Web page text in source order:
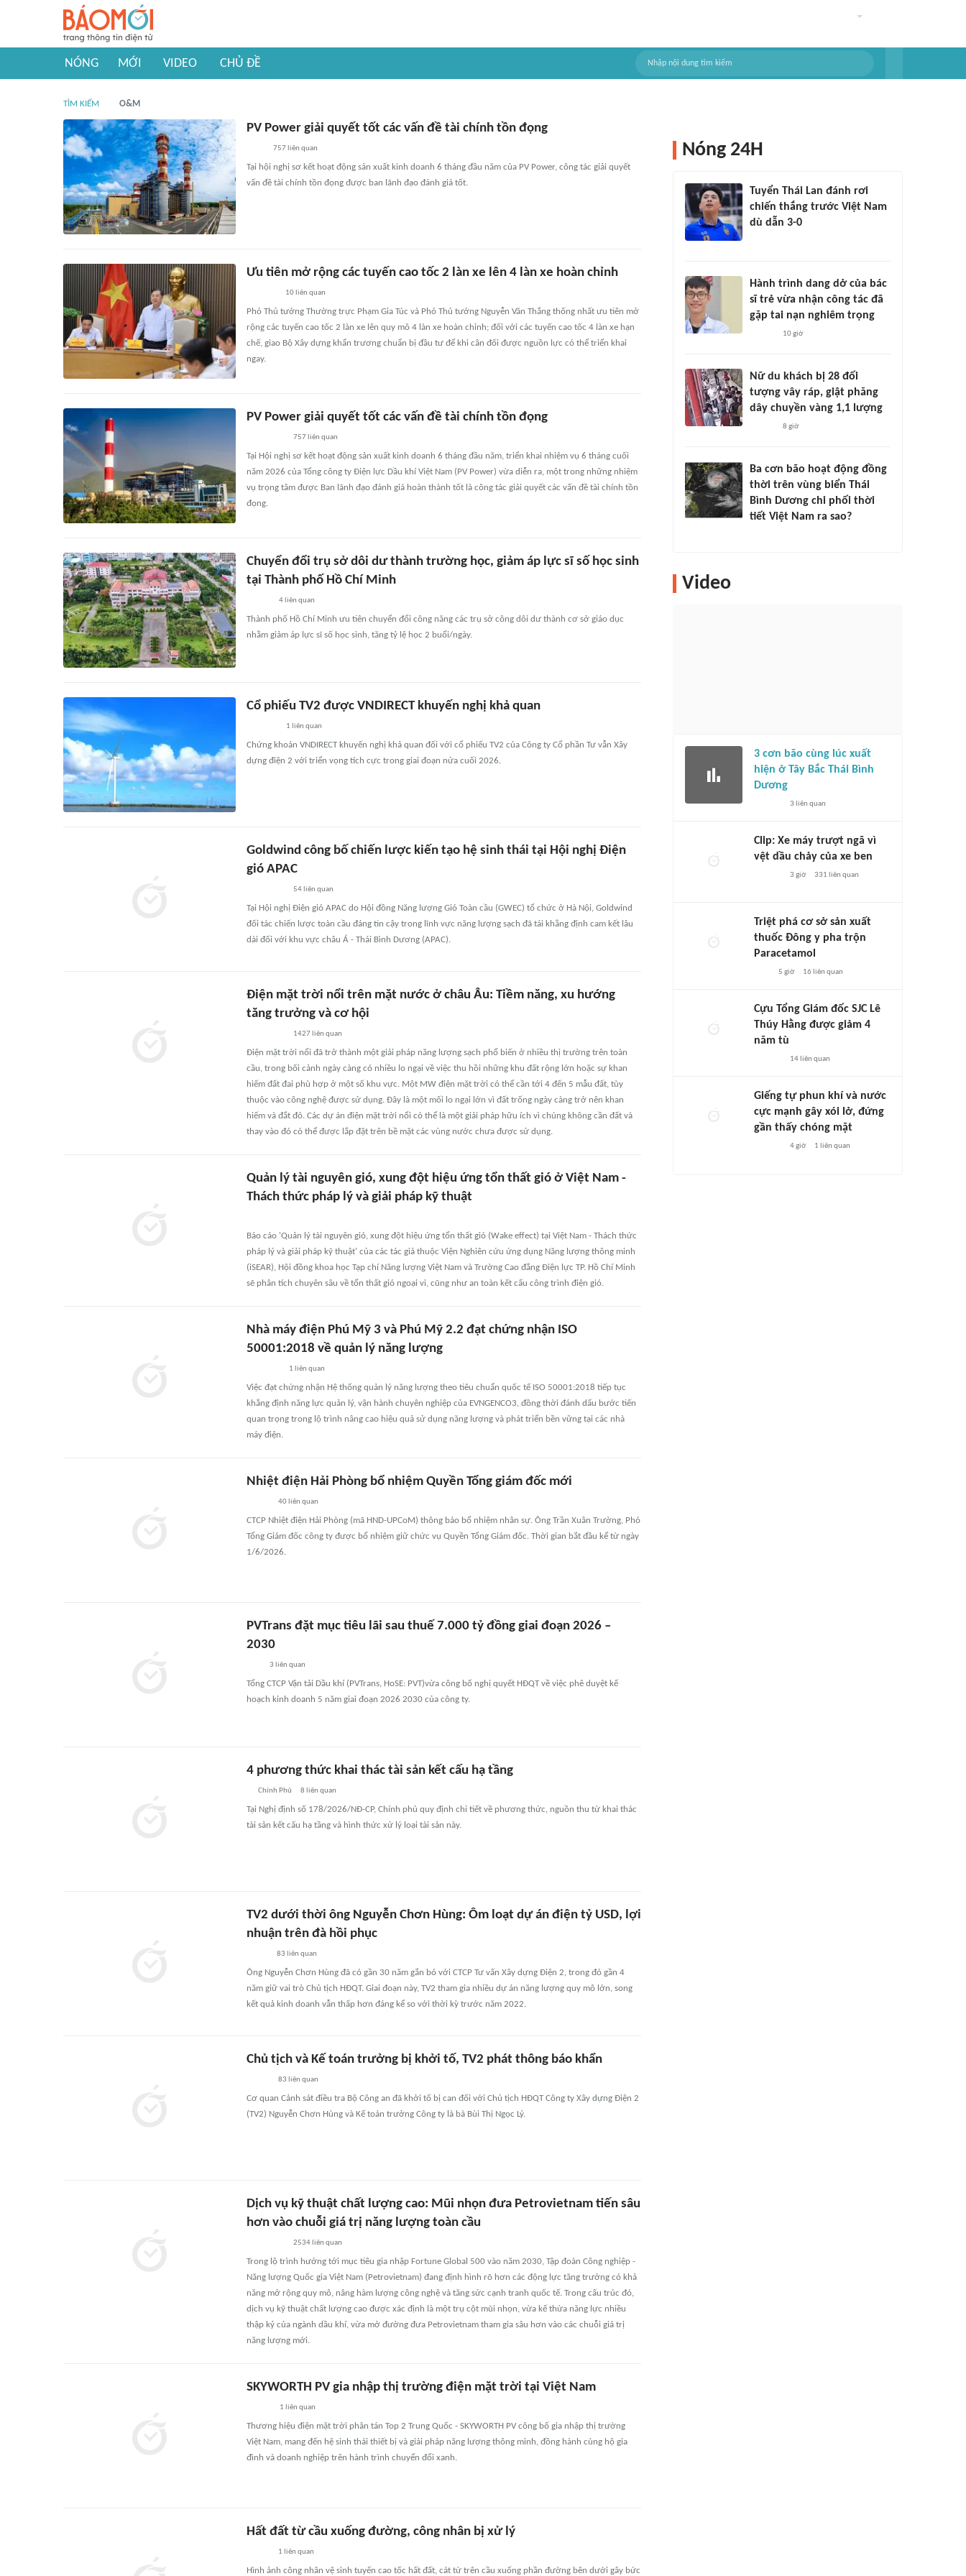
NÓNG MỚI VIDEO CHỦ ĐỀ
TÌM KIẾM O&M
PV Power giải quyết tốt các vấn đề tài chính tồn đọng
757liên quan
Tại hội nghị sơ kết hoạt động sản xuất kinh doanh 6 tháng đầu năm của PV Power, công tác giải quyết
vấn đề tài chính tồn đọng được ban lãnh đạo đánh giá tốt.
Ưu tiên mở rộng các tuyến cao tốc 2 làn xe lên 4 làn xe hoàn chỉnh
10 liên quan
Phó Thủ tướng Thường trực Phạm Gia Túc và Phó Thủ tướng Nguyễn Văn Thắng thống nhất ưu tiên mở
rộng các tuyến cao tốc 2 làn xe lên quy mô 4 làn xe hoàn chỉnh; đối với các tuyến cao tốc 4 làn xe hạn
chế, giao Bộ Xây dựng khẩn trương chuẩn bị đầu tư để khi cân đối được nguồn lực có thể triển khai
ngay.
PV Power giải quyết tốt các vấn đề tài chính tồn đọng
757liên quan
Tại Hội nghị sơ kết hoạt động sản xuất kinh doanh 6 tháng đầu năm, triển khai nhiệm vụ 6 tháng cuối
năm 2026 của Tổng công ty Điện lực Dầu khí Việt Nam (PV Power) vừa diễn ra, một trong những nhiệm
vụ trọng tâm được Ban lãnh đạo đánh giá hoàn thành tốt là công tác giải quyết các vấn đề tài chính tồn
đọng.
Chuyển đổi trụ sở dôi dư thành trường học, giảm áp lực sĩ số học sinh
tại Thành phố Hồ Chí Minh
4liên quan
Thành phố Hồ Chí Minh ưu tiên chuyển đổi công năng các trụ sở công dôi dư thành cơ sở giáo dục
nhằm giảm áp lực sĩ số học sinh, tăng tỷ lệ học 2 buổi/ngày.
Cổ phiếu TV2 được VNDIRECT khuyến nghị khả quan
1 liên quan
Chứng khoán VNDIRECT khuyến nghị khả quan đối với cổ phiếu TV2 của Công ty Cổ phần Tư vẫn Xây
dựng điện 2 với triển vọng tích cực trong giai đoạn nửa cuối 2026.
Goldwind công bố chiến lược kiến tạo hệ sinh thái tại Hội nghị Điện
gió APAC
54liên quan
Tại Hội nghị Điện gió APAC do Hội đồng Năng lượng Gió Toàn cầu (GWEC) tổ chức ở Hà Nội, Goldwind
đối tác chiến lược toàn cầu đáng tin cậy trong lĩnh vực năng lượng sạch đã tái khẳng định cam kết lâu
dài đối với khu vực châu Á - Thái Bình Dương (APAC).
Điện mặt trời nổi trên mặt nước ở châu Âu: Tiềm năng, xu hướng
tăng trưởng và cơ hội
1427liên quan
Điện mặt trời nổi đã trở thành một giải pháp năng lượng sạch phổ biến ở nhiều thị trường trên toàn
cầu, trong bối cảnh ngày càng có nhiều lo ngại về việc thu hồi những khu đất rộng lớn hoặc sự khan
hiếm đất đai phù hợp ở một số khu vực. Một MW điện mặt trời có thể cần tới 4 đến 5 mẫu đất, tùy
thuộc vào công nghệ được sử dụng. Đây là một mối lo ngại lớn vì đất trống ngày càng trở nên khan
hiếm và đắt đỏ. Các dự án điện mặt trời nổi có thể là một giải pháp hữu ích vì chúng không cần đất và
thay vào đó có thể được lắp đặt trên bề mặt các vùng nước chưa được sử dụng.
Quản lý tài nguyên gió, xung đột hiệu ứng tổn thất gió ở Việt Nam -
Thách thức pháp lý và giải pháp kỹ thuật
Báo cáo 'Quản lý tài nguyên gió, xung đột hiệu ứng tổn thất gió (Wake effect) tại Việt Nam - Thách thức
pháp lý và giải pháp kỹ thuật' của các tác giả thuộc Viện Nghiên cứu ứng dụng Năng lượng thông minh
(iSEAR), Hội đồng khoa học Tạp chí Năng lượng Việt Nam và Trường Cao đẳng Điện lực TP. Hồ Chí Minh
sẽ phân tích chuyên sâu về tổn thất gió ngoại vi, cũng như an toàn kết cấu công trình điện gió.
Nhà máy điện Phú Mỹ 3 và Phú Mỹ 2.2 đạt chứng nhận ISO
50001:2018 về quản lý năng lượng
1 liên quan
Việc đạt chứng nhận Hệ thống quản lý năng lượng theo tiêu chuẩn quốc tế ISO 50001:2018 tiếp tục
khẳng định năng lực quản lý, vận hành chuyên nghiệp của EVNGENCO3, đồng thời đánh dấu bước tiến
quan trọng trong lộ trình nâng cao hiệu quả sử dụng năng lượng và phát triển bền vững tại các nhà
máy điện.
Nhiệt điện Hải Phòng bổ nhiệm Quyền Tổng giám đốc mới
40 liên quan
CTCP Nhiệt điện Hải Phòng (mã HND-UPCoM) thông báo bổ nhiệm nhân sự. Ông Trần Xuân Trường, Phó
Tổng Giám đốc công ty được bổ nhiệm giữ chức vụ Quyền Tổng Giám đốc. Thời gian bắt đầu kể từ ngày
1/6/2026.
PVTrans đặt mục tiêu lãi sau thuế 7.000 tỷ đồng giai đoạn 2026 –
2030
3 liên quan
Tổng CTCP Vận tải Dầu khí (PVTrans, HoSE: PVT)vừa công bố nghị quyết HĐQT về việc phê duyệt kế
hoạch kinh doanh 5 năm giai đoạn 2026 2030 của công ty.
4 phương thức khai thác tài sản kết cấu hạ tầng
Chính Phủ 8 liên quan
Tại Nghị định số 178/2026/NĐ-CP, Chính phủ quy định chi tiết về phương thức, nguồn thu từ khai thác
tài sản kết cấu hạ tầng và hình thức xử lý loại tài sản này.
TV2 dưới thời ông Nguyễn Chơn Hùng: Ôm loạt dự án điện tỷ USD, lợi
nhuận trên đà hồi phục
83 liên quan
Ông Nguyễn Chơn Hùng đã có gần 30 năm gắn bó với CTCP Tư vấn Xây dựng Điện 2, trong đó gần 4
năm giữ vai trò Chủ tịch HĐQT. Giai đoạn này, TV2 tham gia nhiều dự án năng lượng quy mô lớn, song
kết quả kinh doanh vẫn thấp hơn đáng kể so với thời kỳ trước năm 2022.
Chủ tịch và Kế toán trưởng bị khởi tố, TV2 phát thông báo khẩn
83 liên quan
Cơ quan Cảnh sát điều tra Bộ Công an đã khởi tố bị can đối với Chủ tịch HĐQT Công ty Xây dựng Điện 2
(TV2) Nguyễn Chơn Hùng và Kế toán trưởng Công ty là bà Bùi Thị Ngọc Lý.
Dịch vụ kỹ thuật chất lượng cao: Mũi nhọn đưa Petrovietnam tiến sâu
hơn vào chuỗi giá trị năng lượng toàn cầu
2534liên quan
Trong lộ trình hướng tới mục tiêu gia nhập Fortune Global 500 vào năm 2030, Tập đoàn Công nghiệp -
Năng lượng Quốc gia Việt Nam (Petrovietnam) đang định hình rõ hơn các động lực tăng trưởng có khả
năng mở rộng quy mô, nâng hàm lượng công nghệ và tăng sức cạnh tranh quốc tế. Trong cấu trúc đó,
dịch vụ kỹ thuật chất lượng cao được xác định là một trụ cột mũi nhọn, vừa kế thừa năng lực nhiều
thập kỷ của ngành dầu khí, vừa mở đường đưa Petrovietnam tham gia sâu hơn vào các chuỗi giá trị
năng lượng mới.
SKYWORTH PV gia nhập thị trường điện mặt trời tại Việt Nam
1 liên quan
Thương hiệu điện mặt trời phân tán Top 2 Trung Quốc - SKYWORTH PV công bố gia nhập thị trường
Việt Nam, mang đến hệ sinh thái thiết bị và giải pháp năng lượng thông minh, đồng hành cùng hộ gia
đình và doanh nghiệp trên hành trình chuyển đổi xanh.
Hất đất từ cầu xuống đường, công nhân bị xử lý
1 liên quan
Hình ảnh công nhân vệ sinh tuyến cao tốc hất đất, cát từ trên cầu xuống phần đường bên dưới gây bức
Nóng 24H
Tuyển Thái Lan đánh rơi
chiến thắng trước Việt Nam
dù dẫn 3-0
Hành trình dang dở của bác
sĩ trẻ vừa nhận công tác đã
gặp tai nạn nghiêm trọng
10 giờ
Nữ du khách bị 28 đối
tượng vây ráp, giật phăng
dây chuyền vàng 1,1 lượng
8 giờ
Ba cơn bão hoạt động đồng
thời trên vùng biển Thái
Bình Dương chi phối thời
tiết Việt Nam ra sao?
Video
3 cơn bão cùng lúc xuất
hiện ở Tây Bắc Thái Bình
Dương
3 liên quan
Clip: Xe máy trượt ngã vì
vệt dầu chảy của xe ben
3 giờ 331 liên quan
Triệt phá cơ sở sản xuất
thuốc Đông y pha trộn
Paracetamol
5 giờ 16 liên quan
Cựu Tổng Giám đốc SJC Lê
Thúy Hằng được giảm 4
năm tù
14 liên quan
Giếng tự phun khí và nước
cực mạnh gây xói lở, đứng
gần thấy chóng mặt
4 giờ 1 liên quan